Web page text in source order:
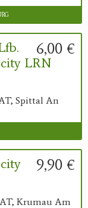
6,00 €
LRN
Spittal An
9,90 €
AT, Krumau Am